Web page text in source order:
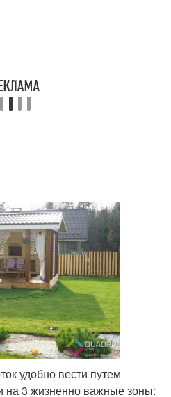
удобно вести путем
на 3 жизненно важные зоны: